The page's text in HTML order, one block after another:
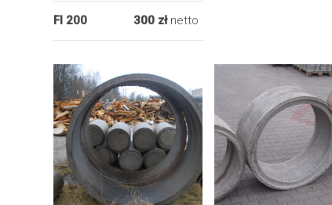
FI 200 300 zł netto